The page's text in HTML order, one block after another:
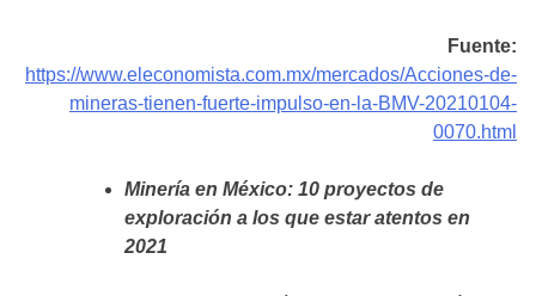
Fuente:
https://www.eleconomista.com.mx/mercados/Acciones-de-
mineras-tienen-fuerte-impulso-en-la-BMV-20210104-
0070.html
Minería en México: 10 proyectos de
exploración a los que estar atentos en
2021